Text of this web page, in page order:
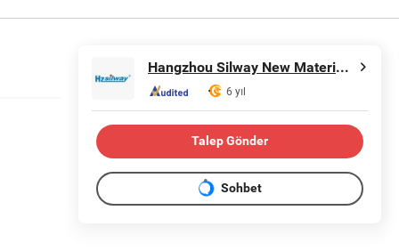
Hangzhou Silway New Material Technology Co., Ltd.
6 yıl
Talep Gönder
Sohbet